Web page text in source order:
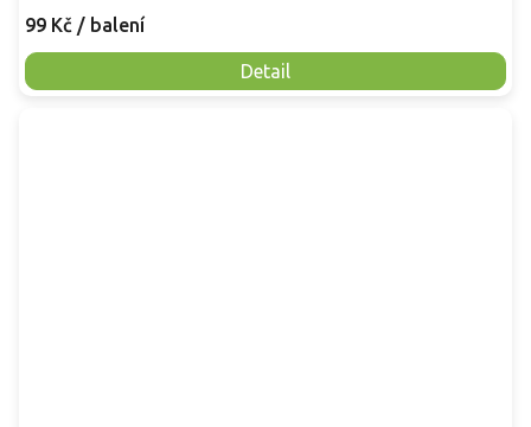
99 Kč / balení
Detail